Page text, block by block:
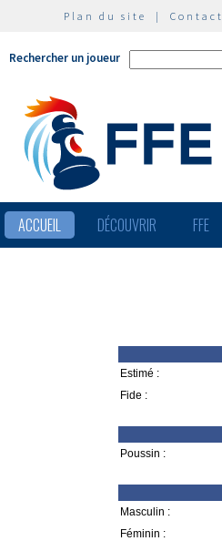
Plan du site | Contact
Rechercher un joueur
ACCUEIL DÉCOUVRIR FFE
Estimé :
Fide :
Poussin :
Masculin :
Féminin :